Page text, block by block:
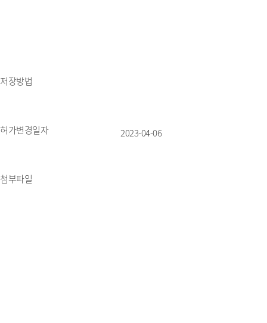
저장방법
허가변경일자 2023-04-06
첨부파일